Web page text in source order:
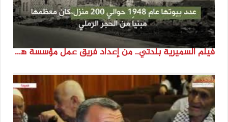
فيلم السميرية بلدتي.. من إعداد فريق عمل مؤسسة هوية